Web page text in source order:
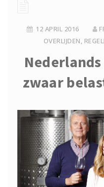
12 APRIL 2016
OVERLIJDEN,
zwaar